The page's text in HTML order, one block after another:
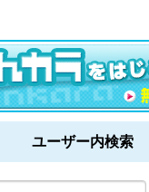
ユーザー内検索